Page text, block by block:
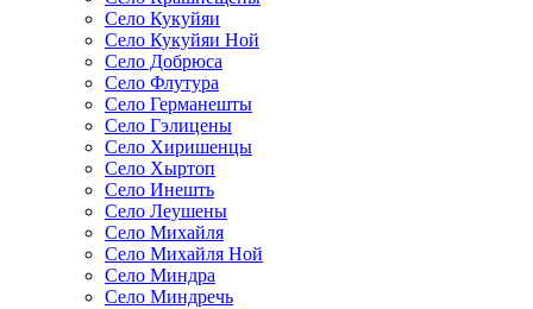
Село Кукуйяи
Село Кукуйяи Ной
Село Добрюса
Село Флутура
Село Германешты
Село Гэлицены
Село Хиришенцы
Село Хыртоп
Село Инешть
Село Леушены
Село Михайля
Село Михайля Ной
Село Миндра
Село Миндречь